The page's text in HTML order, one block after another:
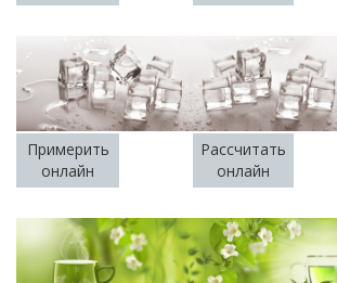
Примерить
онлайн
Рассчитать
онлайн